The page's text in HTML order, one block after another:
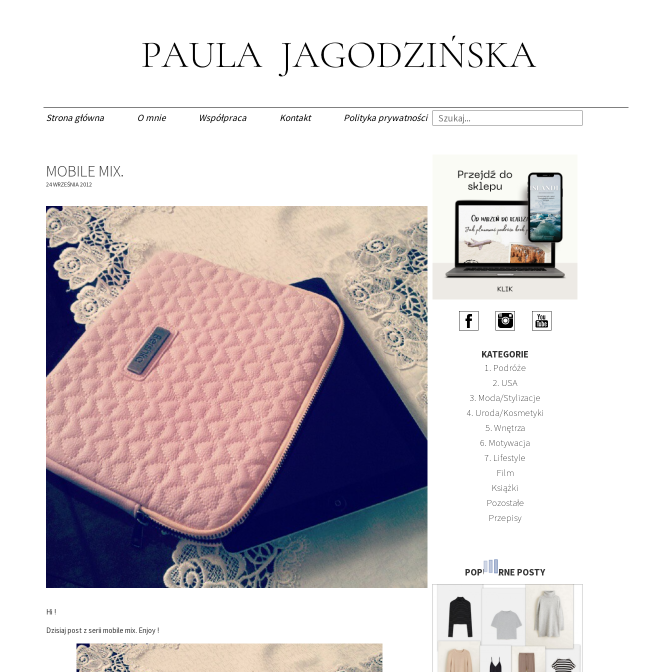
Strona główna O mnie Współpraca Kontakt Polityka prywatności
MOBILE MIX.
24 WRZEŚNIA 2012
Hi !
Dzisiaj post z serii mobile mix. Enjoy !
KATEGORIE
1. Podróże
2. USA
3. Moda/Stylizacje
4. Uroda/Kosmetyki
5. Wnętrza
6. Motywacja
7. Lifestyle
Film
Książki
Pozostałe
Przepisy
POPULARNE POSTY